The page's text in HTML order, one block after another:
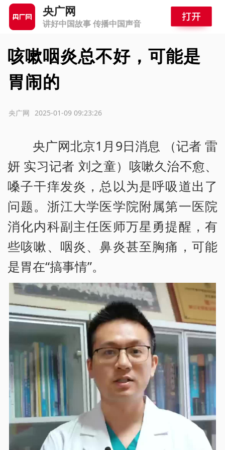
央广网
讲好中国故事 传播中国声音
咳嗽咽炎总不好，可能是
胃闹的
2025-01-09 09:23:26
央广网
央广网北京1月9日消息 （记者 雷
妍 实习记者 刘之童）咳嗽久治不愈、
嗓子干痒发炎，总以为是呼吸道出了
问题。浙江大学医学院附属第一医院
消化内科副主任医师万星勇提醒，有
些咳嗽、咽炎、鼻炎甚至胸痛，可能
是胃在“搞事情”。